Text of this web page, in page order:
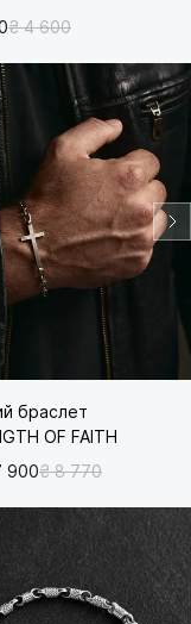
₴ 4 600
браслет
OF FAITH
900₴ 8 770